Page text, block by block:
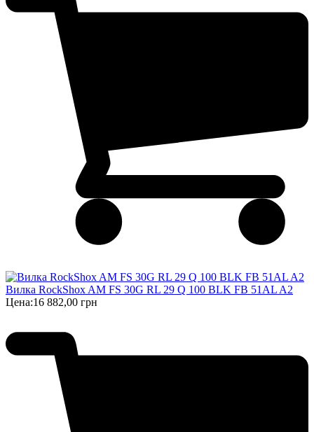
Вилка RockShox AM FS 30G RL 29 Q 100 BLK FB 51AL A2
Цена:16 882,00 грн